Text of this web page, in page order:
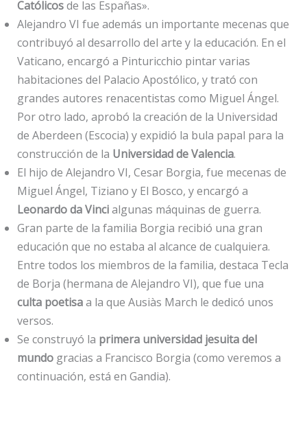
Católicosde las Españas».
Alejandro VI fue además un importante mecenas que
contribuyó al desarrollo del arte y la educación. En el
Vaticano, encargó a Pinturicchio pintar varias
habitaciones del Palacio Apostólico, y trató con
grandes autores renacentistas como Miguel Ángel.
Por otro lado, aprobó la creación de la Universidad
de Aberdeen (Escocia) y expidió la bula papal para la
construcción de la Universidad de Valencia.
El hijo de Alejandro VI, Cesar Borgia, fue mecenas de
Miguel Ángel, Tiziano y El Bosco, y encargó a
Leonardo da Vincialgunas máquinas de guerra.
Gran parte de la familia Borgia recibió una gran
educación que no estaba al alcance de cualquiera.
Entre todos los miembros de la familia, destaca Tecla
de Borja (hermana de Alejandro VI), que fue una
culta poetisaa la que Ausiàs March le dedicó unos
versos.
Se construyó la primera universidad jesuita del
mundogracias a Francisco Borgia (como veremos a
continuación, está en Gandia).